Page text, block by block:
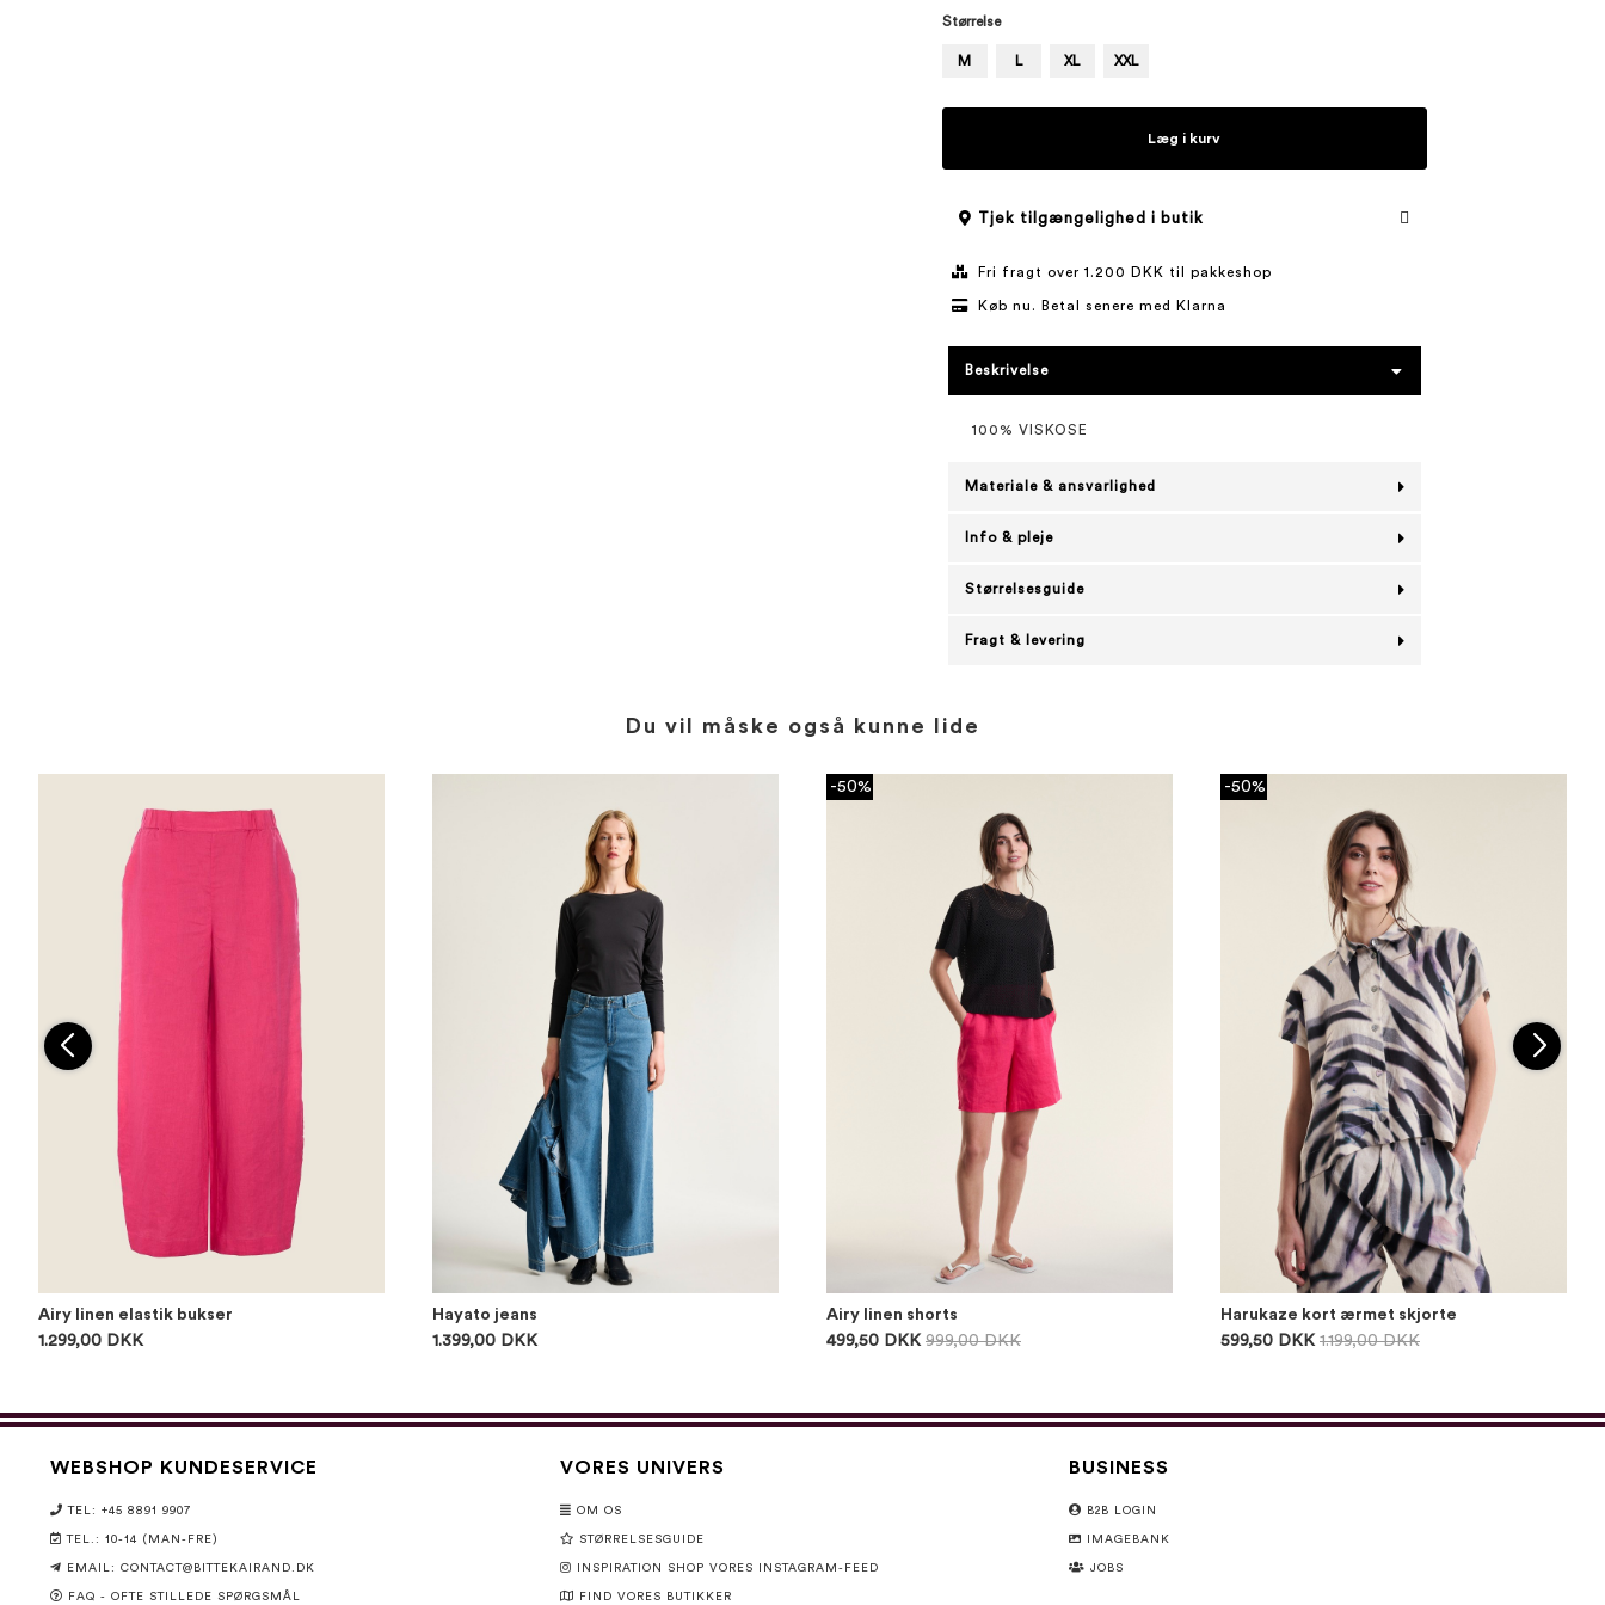
Størrelse
M L XL XXL
Læg i kurv
Tjek tilgængelighed i butik
Fri fragt over 1.200 DKK til pakkeshop
Køb nu. Betal senere med Klarna
Beskrivelse
100% VISKOSE
Materiale & ansvarlighed
Info & pleje
Størrelsesguide
Fragt & levering
Du vil måske også kunne lide
Airy linen elastik bukser
1.299,00 DKK
Hayato jeans
1.399,00 DKK
-50%
Airy linen shorts
499,50 DKK 999,00 DKK
-50%
Harukaze kort ærmet skjorte
599,50 DKK 1.199,00 DKK
WEBSHOP KUNDESERVICE
TEL: +45 8891 9907
TEL.: 10-14 (MAN-FRE)
EMAIL: CONTACT@BITTEKAIRAND.DK
FAQ - OFTE STILLEDE SPØRGSMÅL
VORES UNIVERS
OM OS
STØRRELSESGUIDE
INSPIRATION SHOP VORES INSTAGRAM-FEED
FIND VORES BUTIKKER
BUSINESS
B2B LOGIN
IMAGEBANK
JOBS